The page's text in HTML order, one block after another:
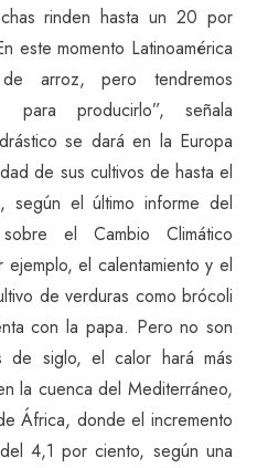
rinden hasta un 20 por
este momento Latinoamérica
arroz, pero tendremos
para producirlo”, señala
se dará en la Europa
de sus cultivos de hasta el
el último informe del
sobre el Cambio Climático
el calentamiento y el
de verduras como brócoli
con la papa. Pero no son
de siglo, el calor hará más
la cuenca del Mediterráneo,
África, donde el incremento
4,1 por ciento, según una